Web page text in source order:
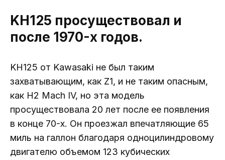
KH125 просуществовал и
после 1970-х годов.
KH125 от Kawasaki не был таким
захватывающим, как Z1, и не таким опасным,
как H2 Mach IV, но эта модель
просуществовала 20 лет после ее появления
в конце 70-х. Он проезжал впечатляющие 65
миль на галлон благодаря одноцилиндровому
двигателю объемом 123 кубических